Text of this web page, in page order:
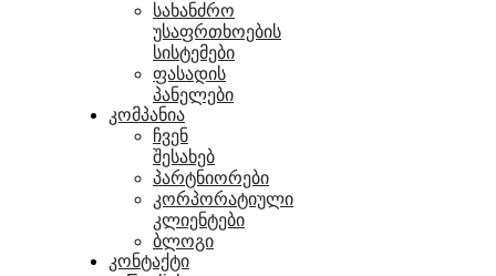
სახანძრო
უსაფრთხოების
სისტემები
ფასადის
პანელები
კომპანია
ჩვენ
შესახებ
პარტნიორები
კორპორატიული
კლიენტები
ბლოგი
კონტაქტი